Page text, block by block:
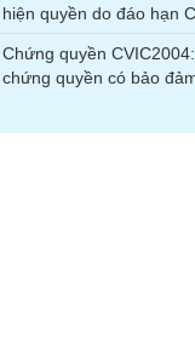
hiện quyền do đáo hạn
Chứng quyền
chứng quyền có bảo